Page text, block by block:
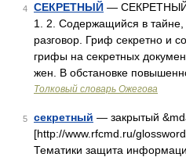
4 СЕКРЕТНЫЙ — СЕКРЕТНЫЙ,
1. 2. Содержащийся в
разговор. Гриф секретно и
грифы на секретных
жен. В обстановке
Толковый словарь Ожегова
5 секретный — закрытый
[http://www.rfcmd.ru/
Тематики защита